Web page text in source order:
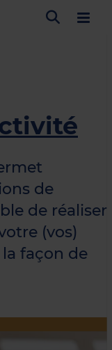
de
de réaliser
(vos)
façon de